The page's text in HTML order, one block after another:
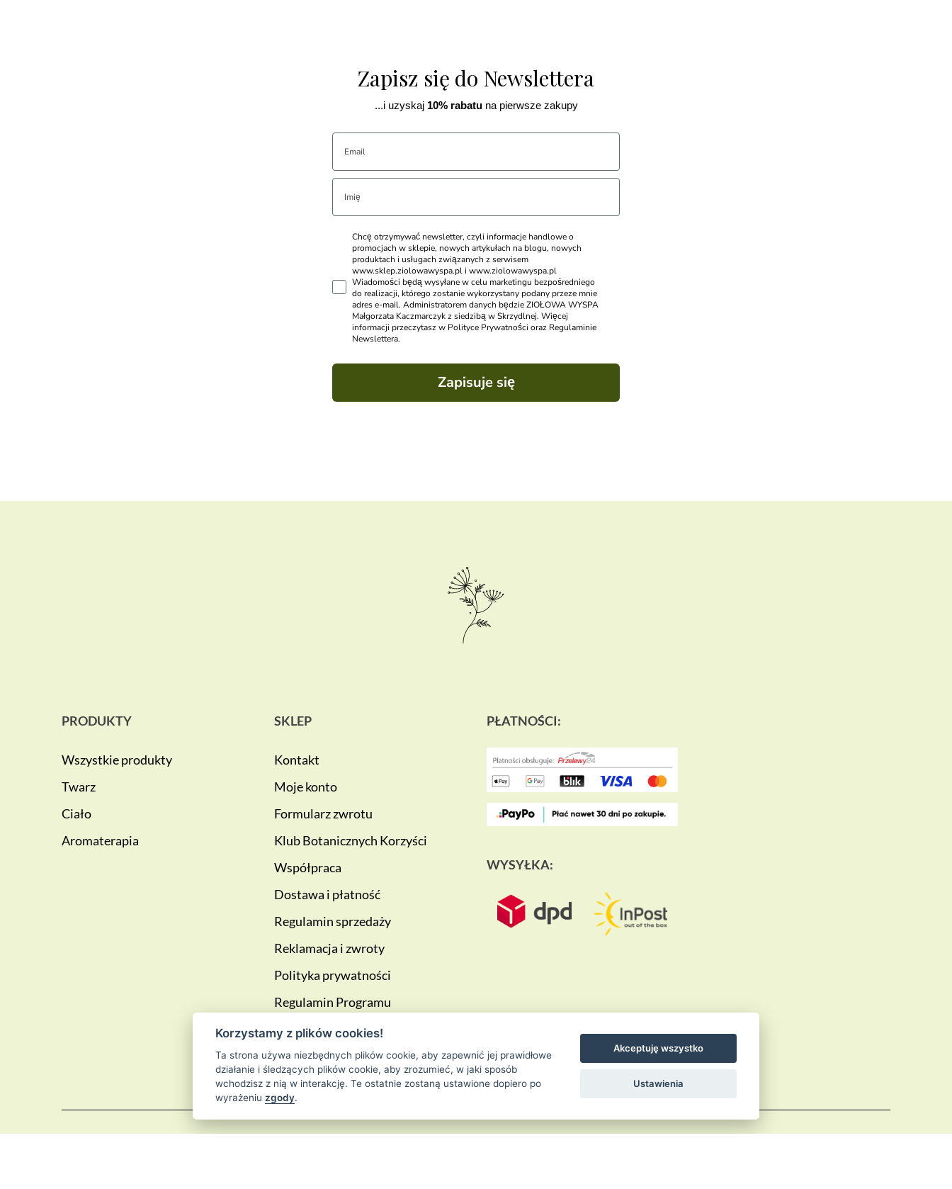
Zapisz się do Newslettera
...i uzyskaj10% rabatuna pierwsze zakupy
Chcę otrzymywać newsletter, czyli informacje handlowe o
promocjach w sklepie, nowych artykułach na blogu, nowych
produktach i usługach związanych z serwisem
www.sklep.ziolowawyspa.pl i www.ziolowawyspa.pl
Wiadomości będą wysyłane w celu marketingu bezpośredniego
do realizacji, którego zostanie wykorzystany podany przeze mnie
adres e-mail. Administratorem danych będzie ZIOŁOWA WYSPA
Małgorzata Kaczmarczyk z siedzibą w Skrzydlnej. Więcej
informacji przeczytasz w Polityce Prywatności oraz Regulaminie
Newslettera.
Zapisuje się
PRODUKTY
Wszystkie produkty
Twarz
Ciało
Aromaterapia
SKLEP
Kontakt
Moje konto
Formularz zwrotu
Klub Botanicznych Korzyści
Współpraca
Dostawa i płatność
Regulamin sprzedaży
Reklamacja i zwroty
Polityka prywatności
Regulamin Programu
lojalnościowego
Blog
PŁATNOŚCI:
WYSYŁKA:
Korzystamy z plików cookies!
Ta strona używa niezbędnych plików cookie, aby zapewnić jej prawidłowe
działanie i śledzących plików cookie, aby zrozumieć, w jaki sposób
wchodzisz z nią w interakcję. Te ostatnie zostaną ustawione dopiero po
wyrażeniu zgody.
Akceptuję wszystko
Ustawienia